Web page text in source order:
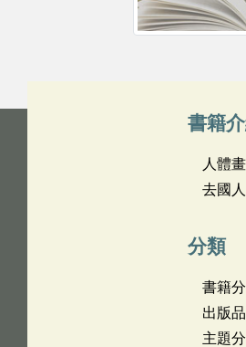
書籍
人體
去國
分類
書籍
出版
主題